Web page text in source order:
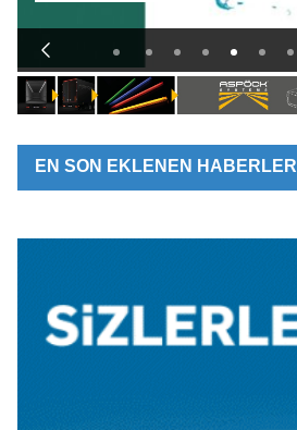
EN SON EKLENEN HABERLER